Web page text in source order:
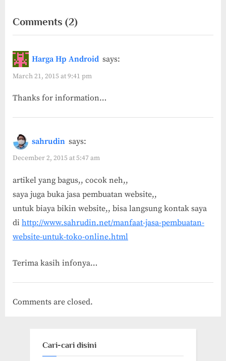
Terjangkau
Comments (2)on
“Mau
Biaya
buat
Website?”
Harga Hp Android says:
March 21, 2015 at 9:41 pm
Thanks for information…
sahrudin says:
December 2, 2015 at 5:47 am
artikel yang bagus,, cocok neh,,
saya juga buka jasa pembuatan website,,
untuk biaya bikin website,, bisa langsung kontak saya
di http://www.sahrudin.net/manfaat-jasa-pembuatan-
website-untuk-toko-online.html
Terima kasih infonya…
Comments are closed.
Cari-cari disini